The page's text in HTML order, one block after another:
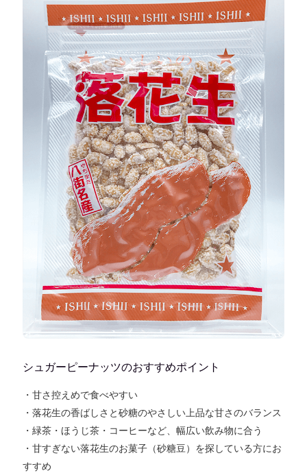
シュガーピーナッツのおすすめポイント
・甘さ控えめで食べやすい
・落花生の香ばしさと砂糖のやさしい上品な甘さのバランス
・緑茶・ほうじ茶・コーヒーなど、幅広い飲み物に合う
・甘すぎない落花生のお菓子（砂糖豆） を探している方にお
すすめ